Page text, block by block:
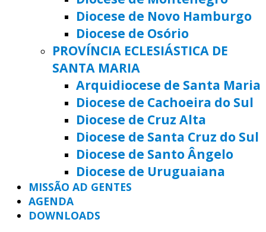
Diocese de Novo Hamburgo
Diocese de Osório
PROVÍNCIA ECLESIÁSTICA DE
SANTA MARIA
Arquidiocese de Santa Maria
Diocese de Cachoeira do Sul
Diocese de Cruz Alta
Diocese de Santa Cruz do Sul
Diocese de Santo Ângelo
Diocese de Uruguaiana
MISSÃO AD GENTES
AGENDA
DOWNLOADS